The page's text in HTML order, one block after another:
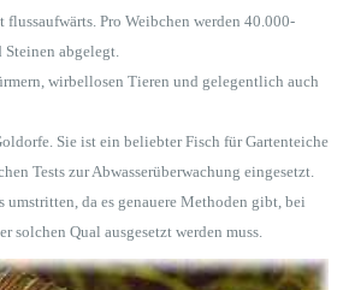
flussaufwärts. Pro Weibchen werden 40.000-
Steinen abgelegt.
wirbellosen Tieren und gelegentlich auch
Sie ist ein beliebter Fisch für Gartenteiche
Tests zur Abwasserüberwachung eingesetzt.
da es genauere Methoden gibt, bei
solchen Qual ausgesetzt werden muss.